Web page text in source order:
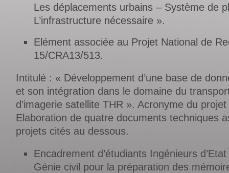
Les déplacements urbains – Système de
L’infrastructure nécessaire ».
Elément associée au Projet National de
15/CRA13/513.
Intitulé : « Développement d’une base de
et son intégration dans le domaine du
d’imagerie satellite THR ». Acronyme du
Elaboration de quatre documents techniques
projets cités au dessous.
Encadrement d’étudiants Ingénieurs
Génie civil pour la préparation des